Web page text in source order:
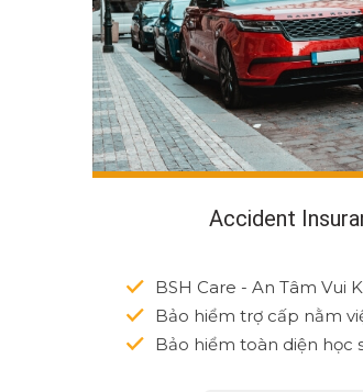
Accident
BSH Care - An Tâm Vui
Bảo hiểm trợ cấp nằm
Bảo hiểm toàn diện học